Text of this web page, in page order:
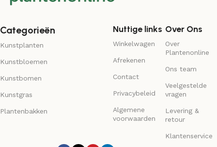
Categorieën
Kunstplanten
Kunstbloemen
Kunstbomen
Kunstgras
Plantenbakken
Nuttige links
Winkelwagen
Afrekenen
Contact
Privacybeleid
Algemene
voorwaarden
Over Ons
Over
Plantenonline
Ons team
Veelgestelde
vragen
Levering &
retour
Klantenservice